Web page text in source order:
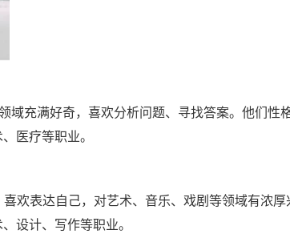
域充满好奇，喜欢分析问题、寻找答案。他们性
医疗等职业。
欢表达自己，对艺术、音乐、戏剧等领域有浓厚
设计、写作等职业。